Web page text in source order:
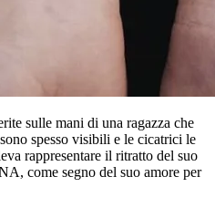
sulle mani di una ragazza che
spesso visibili e le cicatrici le
rappresentare il ritratto del suo
come segno del suo amore per